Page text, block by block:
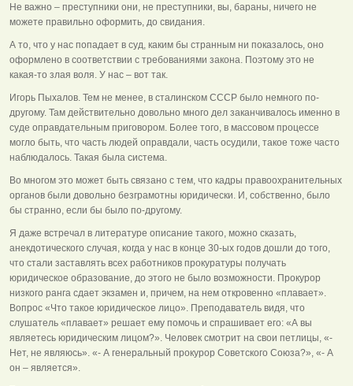
Не важно – преступники они, не преступники, вы, бараны, ничего не
можете правильно оформить, до свидания.
А то, что у нас попадает в суд, каким бы странным ни показалось, оно
оформлено в соответствии с требованиями закона. Поэтому это не
какая-то злая воля. У нас – вот так.
Игорь Пыхалов. Тем не менее, в сталинском СССР было немного по-
другому. Там действительно довольно много дел заканчивалось именно в
суде оправдательным приговором. Более того, в массовом процессе
могло быть, что часть людей оправдали, часть осудили, такое тоже часто
наблюдалось. Такая была система.
Во многом это может быть связано с тем, что кадры правоохранительных
органов были довольно безграмотны юридически. И, собственно, было
бы странно, если бы было по-другому.
Я даже встречал в литературе описание такого, можно сказать,
анекдотического случая, когда у нас в конце 30-ых годов дошли до того,
что стали заставлять всех работников прокуратуры получать
юридическое образование, до этого не было возможности. Прокурор
низкого ранга сдает экзамен и, причем, на нем откровенно «плавает».
Вопрос «Что такое юридическое лицо». Преподаватель видя, что
слушатель «плавает» решает ему помочь и спрашивает его: «А вы
являетесь юридическим лицом?». Человек смотрит на свои петлицы, «-
Нет, не являюсь». «- А генеральный прокурор Советского Союза?», «- А
он – является».